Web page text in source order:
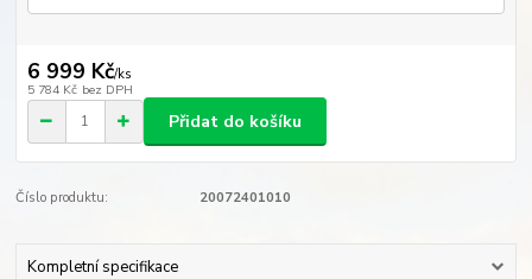
6 999 Kč/ks
5 784 Kč bez DPH
Přidat do košíku
Číslo produktu: 20072401010
Kompletní specifikace